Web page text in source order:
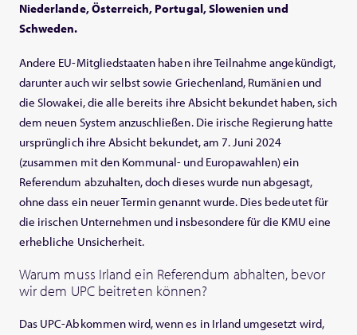
Niederlande, Österreich, Portugal, Slowenien und
Schweden.
Andere EU-Mitgliedstaaten haben ihre Teilnahme angekündigt,
darunter auch wir selbst sowie Griechenland, Rumänien und
die Slowakei, die alle bereits ihre Absicht bekundet haben, sich
dem neuen System anzuschließen. Die irische Regierung hatte
ursprünglich ihre Absicht bekundet, am 7. Juni 2024
(zusammen mit den Kommunal- und Europawahlen) ein
Referendum abzuhalten, doch dieses wurde nun abgesagt,
ohne dass ein neuer Termin genannt wurde. Dies bedeutet für
die irischen Unternehmen und insbesondere für die KMU eine
erhebliche Unsicherheit.
Warum muss Irland ein Referendum abhalten, bevor
wir dem UPC beitreten können?
Das UPC-Abkommen wird, wenn es in Irland umgesetzt wird,